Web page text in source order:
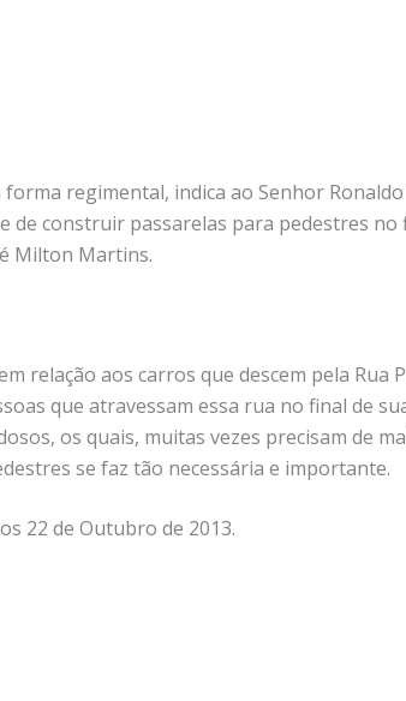
regimental, indica ao Senhor
de construir passarelas para pedestres
Milton Martins.
relação aos carros que descem pela Rua
que atravessam essa rua no final de
os quais, muitas vezes precisam de
se faz tão necessária e importante.
22 de Outubro de 2013.